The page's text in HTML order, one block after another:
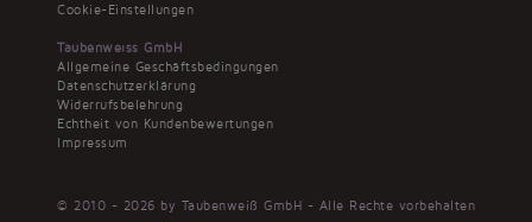
Cookie-Einstellungen
Taubenweiss GmbH
Allgemeine Geschäftsbedingungen
Datenschutzerklärung
Widerrufsbelehrung
Echtheit von Kundenbewertungen
Impressum
© 2010 - 2026 by Taubenweiß GmbH - Alle Rechte vorbehalten